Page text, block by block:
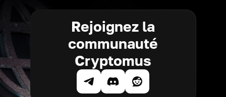
Rejoignez la
communauté
Cryptomus